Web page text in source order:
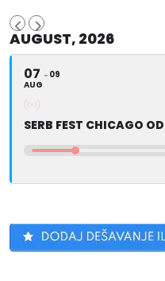
AUGUST, 2026
07
AUG
09
SERB FEST CHICAGO